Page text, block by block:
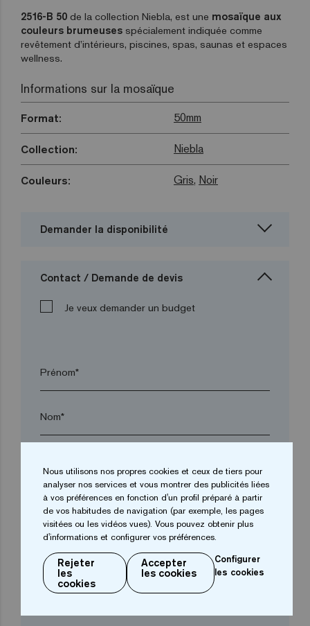
2516-B 50 de la collection Niebla, est une mosaïque aux
couleurs brumeuses spécialement indiquée comme
revêtement d’intérieurs, piscines, spas, saunas et espaces
wellness.
Informations sur la mosaïque
Format: 50mm
Collection: Niebla
Couleurs: Gris, Noir
Demander la disponibilité
Contact / Demande de devis
Je veux demander un budget
Prénom*
Nom*
arrow_drop_down
Ville*
Code postal*
Nous utilisons nos propres cookies et ceux de tiers pour
analyser nos services et vous montrer des publicités liées
à vos préférences en fonction d'un profil préparé à partir
de vos habitudes de navigation (par exemple, les pages
visitées ou les vidéos vues). Vous pouvez obtenir plus
d'informations et configurer vos préférences.
Rejeter
les
cookies
Accepter
les cookies
Configurer
les cookies